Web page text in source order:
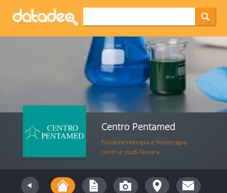
Centro Pentamed
Fisiokinesiterapia e fisioterapia -
centri e studi Novara